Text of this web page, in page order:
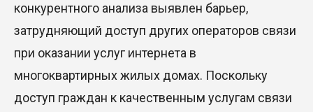
конкурентного анализа выявлен барьер,
затрудняющий доступ других операторов связи
при оказании услуг интернета в
многоквартирных жилых домах. Поскольку
доступ граждан к качественным услугам связи